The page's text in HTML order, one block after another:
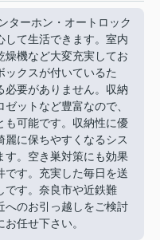
ターホン・オートロック
して生活できます。室内
燥機など大変充実してお
ックスが付いているた
必要がありません。収納
ットなど豊富なので、
も可能です。収納性に優
に保ちやすくなるシス
す。空き巣対策にも効果
です。充実した毎日を送
です。奈良市や近鉄難
へのお引っ越しをご検討
任せ下さい。